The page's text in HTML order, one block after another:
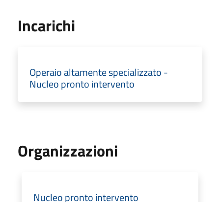
Incarichi
Operaio altamente specializzato -
Nucleo pronto intervento
Organizzazioni
Nucleo pronto intervento